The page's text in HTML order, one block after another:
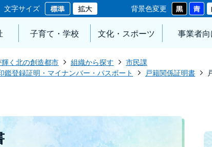
文字サイズ 背景色変更
子育て・学校 文化・スポーツ 事業者向
く北の創造都市 組織から探す
市民課
鑑登録証明・マイナンバー・パスポート
戸籍関係証明書